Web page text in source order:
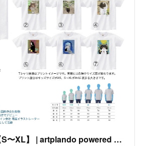
幸せ猫Tシャツ【S〜XL】 | artplando powered by BASE